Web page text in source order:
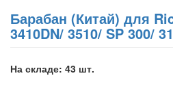
Барабан (Китай) для
3410DN/ 3510/ SP 300/
На складе: 43 шт.